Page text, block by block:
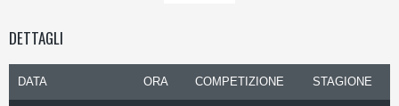
DETTAGLI
DATA ORA COMPETIZIONE STAGIONE